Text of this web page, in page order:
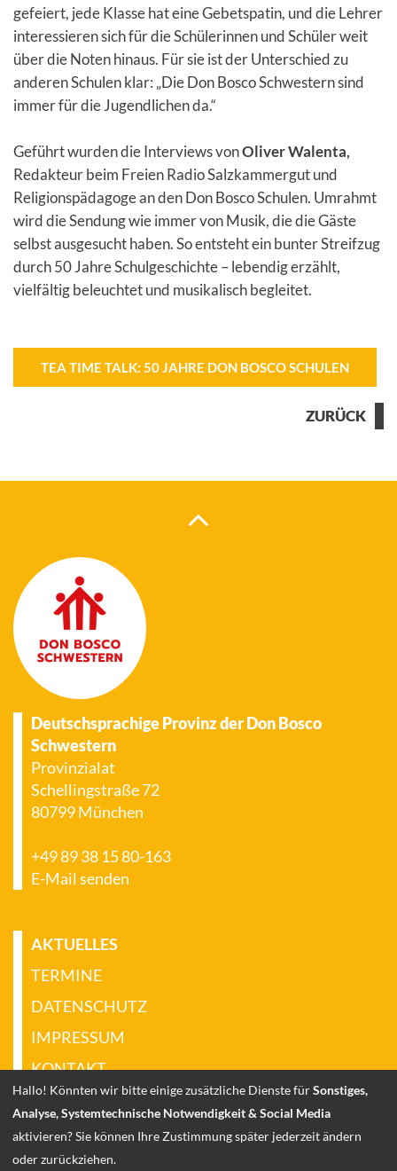
gefeiert, jede Klasse hat eine Gebetspatin, und die Lehrer
interessieren sich für die Schülerinnen und Schüler weit
über die Noten hinaus. Für sie ist der Unterschied zu
anderen Schulen klar: „Die Don Bosco Schwestern sind
immer für die Jugendlichen da.“
Geführt wurden die Interviews vonOliver Walenta,
Redakteur beim Freien Radio Salzkammergut und
Religionspädagoge an den Don Bosco Schulen. Umrahmt
wird die Sendung wie immer von Musik, die die Gäste
selbst ausgesucht haben. So entsteht ein bunter Streifzug
durch 50 Jahre Schulgeschichte – lebendig erzählt,
vielfältig beleuchtet und musikalisch begleitet.
TEA TIME TALK: 50 JAHRE DON BOSCO SCHULEN
ZURÜCK
Deutschsprachige Provinz der Don Bosco
Schwestern
Provinzialat
Schellingstraße 72
80799 München
+49 89 38 15 80-163
E-Mail senden
AKTUELLES
TERMINE
DATENSCHUTZ
IMPRESSUM
KONTAKT
KONTAKT FÜR MISSBRAUCHSOPFER
Hallo! Könnten wir bitte einige zusätzliche Dienste fürSonstiges,
Analyse, Systemtechnische Notwendigkeit & Social Media
aktivieren? Sie können Ihre Zustimmung später jederzeit ändern
oder zurückziehen.